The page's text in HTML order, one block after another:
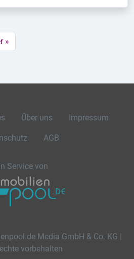
»
Über uns Impressum
AGB
Service von
Media GmbH & Co. KG |
vorbehalten